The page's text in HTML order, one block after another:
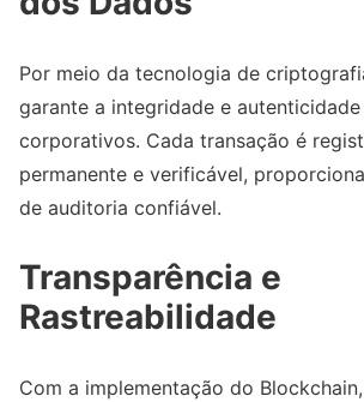
Por meio da tecnologia de
garante a integridade e
corporativos. Cada transação é
permanente e verificável,
de auditoria confiável.
Transparência e
Rastreabilidade
Com a implementação do